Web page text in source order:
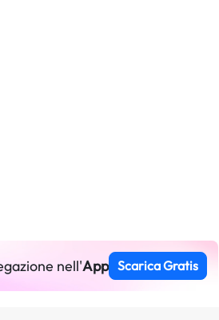
nell'App Scarica Gratis